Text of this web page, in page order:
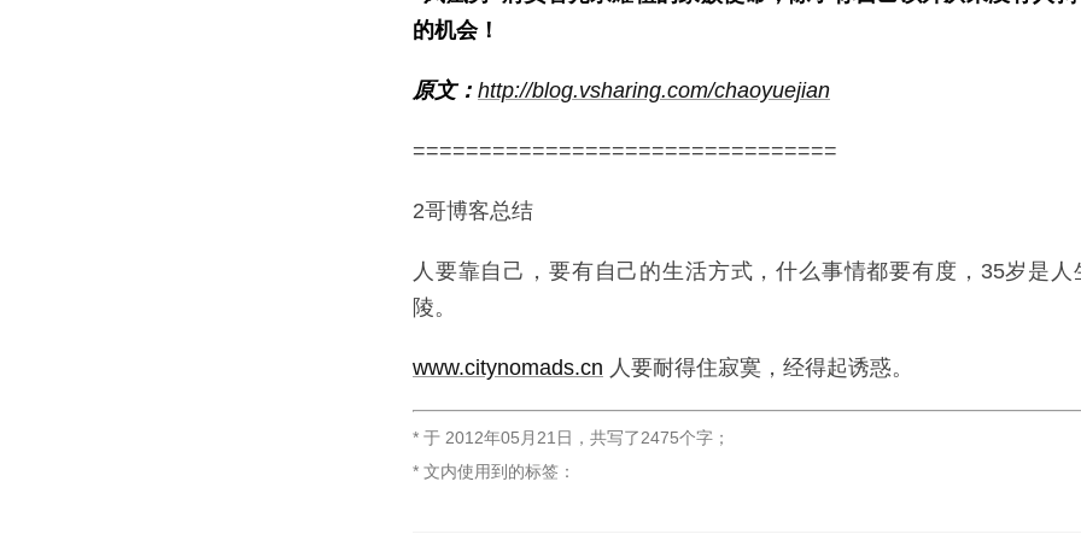
的机会！
原文： http://blog.vsharing.com/chaoyuejian
================================
2哥博客总结
人要靠自己，要有自己的生活方式，什么事情都要有度，35岁是人
陵。
www.citynomads.cn 人要耐得住寂寞，经得起诱惑。
* 于 2012年05月21日 ， 共写了2475个字 ；
* 文内使用到的标签：